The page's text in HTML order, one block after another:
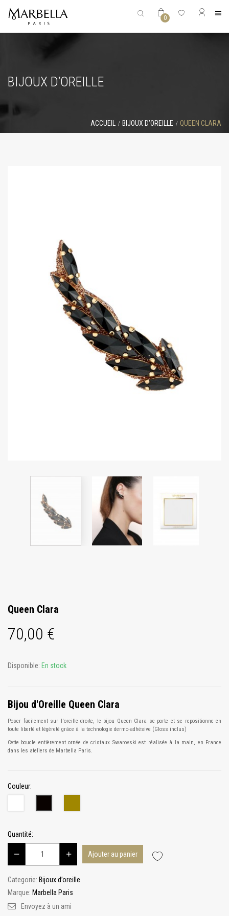
0
BIJOUX D’OREILLE
ACCUEIL BIJOUX D’OREILLE QUEEN CLARA
Queen Clara
70,00 €
Disponible: En stock
Bijou d'Oreille Queen Clara
Poser facilement sur l'oreille droite, le bijou Queen Clara se porte et se repositionne en
toute liberté et légèreté grâce à la technologie dermo-adhésive (Gloss inclus)
Cette boucle entièrement ornée de cristaux Swarovski est réalisée à la main, en France
dans les ateliers de Marbella Paris.
Couleur:
Quantité:
Ajouter au panier
Categorie: Bijoux d’oreille
Marque: Marbella Paris
Envoyez à un ami